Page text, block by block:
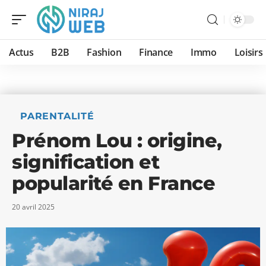
Actus B2B Fashion Finance Immo Loisirs
PARENTALITÉ
Prénom Lou : origine,
signification et
popularité en France
20 avril 2025